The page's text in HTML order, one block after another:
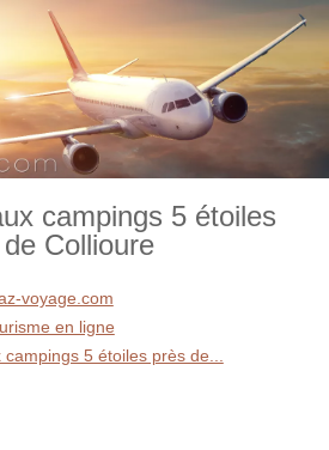
campings 5 étoiles
Collioure
voyage.com
en ligne
campings 5 étoiles près de...